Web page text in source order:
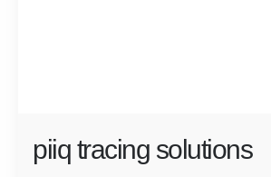
piiq tracing solutions